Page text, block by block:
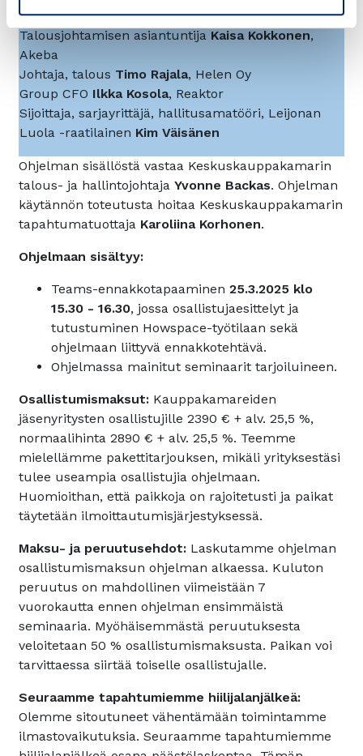
Puhumassa mm.:
Talousjohtamisen asiantuntija Kaisa Kokkonen,
Akeba
Johtaja, talous Timo Rajala, Helen Oy
Group CFO Ilkka Kosola, Reaktor
Sijoittaja, sarjayrittäjä, hallitusamatööri, Leijonan
Luola -raatilainen Kim Väisänen
Ohjelman sisällöstä vastaa Keskuskauppakamarin
talous- ja hallintojohtaja Yvonne Backas. Ohjelman
käytännön toteutusta hoitaa Keskuskauppakamarin
tapahtumatuottaja Karoliina Korhonen.
Ohjelmaan sisältyy:
Teams-ennakkotapaaminen 25.3.2025 klo
15.30 - 16.30, jossa osallistujaesittelyt ja
tutustuminen Howspace-työtilaan sekä
ohjelmaan liittyvä ennakkotehtävä.
Ohjelmassa mainitut seminaarit tarjoiluineen.
Osallistumismaksut: Kauppakamareiden
jäsenyritysten osallistujille 2390 € + alv. 25,5 %,
normaalihinta 2890 € + alv. 25,5 %. Teemme
mielellämme pakettitarjouksen, mikäli yrityksestäsi
tulee useampia osallistujia ohjelmaan.
Huomioithan, että paikkoja on rajoitetusti ja paikat
täytetään ilmoittautumisjärjestyksessä.
Maksu- ja peruutusehdot: Laskutamme ohjelman
osallistumismaksun ohjelman alkaessa. Kuluton
peruutus on mahdollinen viimeistään 7
vuorokautta ennen ohjelman ensimmäistä
seminaaria. Myöhäisemmästä peruutuksesta
veloitetaan 50 % osallistumismaksusta. Paikan voi
tarvittaessa siirtää toiselle osallistujalle.
Seuraamme tapahtumiemme hiilijalanjälkeä:
Olemme sitoutuneet vähentämään toimintamme
ilmastovaikutuksia. Seuraamme tapahtumiemme